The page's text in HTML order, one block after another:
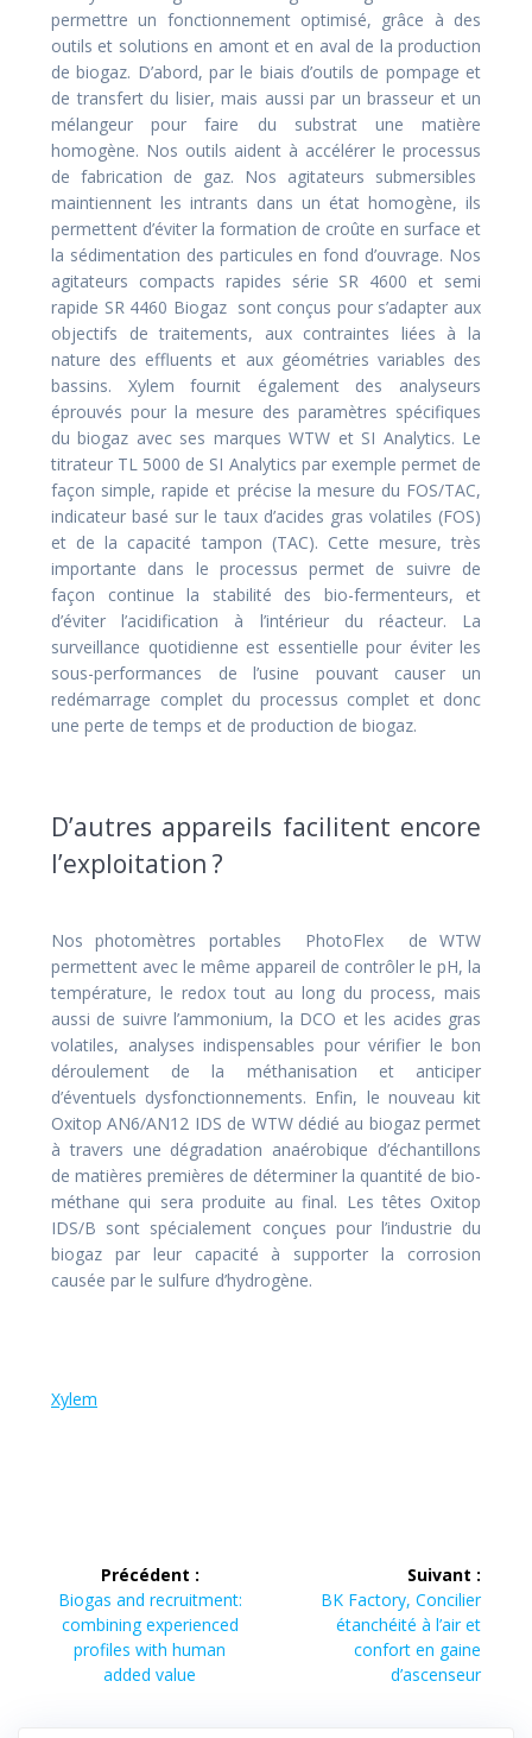
permettre un fonctionnement optimisé, grâce à des
outils et solutions en amont et en aval de la production
de biogaz. D’abord, par le biais d’outils de pompage et
de transfert du lisier, mais aussi par un brasseur et un
mélangeur pour faire du substrat une matière
homogène. Nos outils aident à accélérer le processus
de fabrication de gaz. Nos agitateurs submersibles
maintiennent les intrants dans un état homogène, ils
permettent d’éviter la formation de croûte en surface et
la sédimentation des particules en fond d’ouvrage. Nos
agitateurs compacts rapides série SR 4600 et semi
rapide SR 4460 Biogaz sont conçus pour s’adapter aux
objectifs de traitements, aux contraintes liées à la
nature des effluents et aux géométries variables des
bassins. Xylem fournit également des analyseurs
éprouvés pour la mesure des paramètres spécifiques
du biogaz avec ses marques WTW et SI Analytics. Le
titrateur TL 5000 de SI Analytics par exemple permet de
façon simple, rapide et précise la mesure du FOS/TAC,
indicateur basé sur le taux d’acides gras volatiles (FOS)
et de la capacité tampon (TAC). Cette mesure, très
importante dans le processus permet de suivre de
façon continue la stabilité des bio-fermenteurs, et
d’éviter l’acidification à l’intérieur du réacteur. La
surveillance quotidienne est essentielle pour éviter les
sous-performances de l’usine pouvant causer un
redémarrage complet du processus complet et donc
une perte de temps et de production de biogaz.
D’autres appareils facilitent encore
l’exploitation ?
Nos photomètres portables PhotoFlex de WTW
permettent avec le même appareil de contrôler le pH, la
température, le redox tout au long du process, mais
aussi de suivre l’ammonium, la DCO et les acides gras
volatiles, analyses indispensables pour vérifier le bon
déroulement de la méthanisation et anticiper
d’éventuels dysfonctionnements. Enfin, le nouveau kit
Oxitop AN6/AN12 IDS de WTW dédié au biogaz permet
à travers une dégradation anaérobique d’échantillons
de matières premières de déterminer la quantité de bio-
méthane qui sera produite au final. Les têtes Oxitop
IDS/B sont spécialement conçues pour l’industrie du
biogaz par leur capacité à supporter la corrosion
causée par le sulfure d’hydrogène.
Xylem
Navigation
de
l’article
Précédent :
Article
précédent :
Biogas and recruitment:
combining experienced
profiles with human
added value
Suivant :
Article
suivant :
BK Factory, Concilier
étanchéité à l’air et
confort en gaine
d’ascenseur